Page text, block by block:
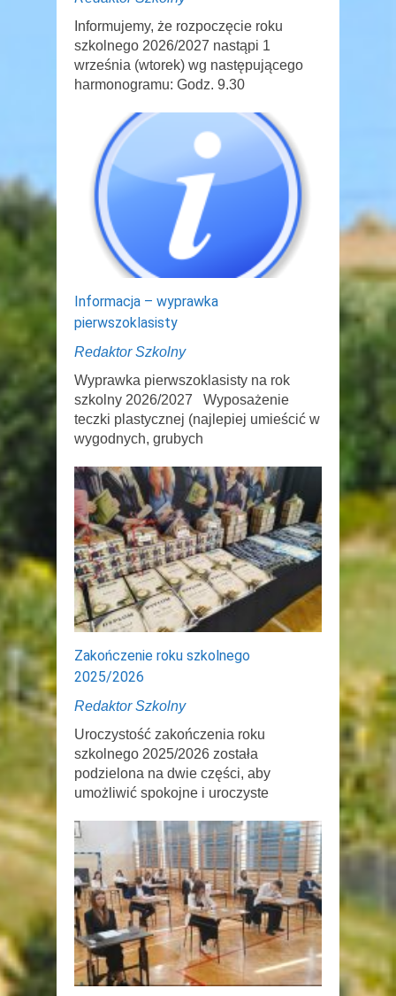
Informujemy, że rozpoczęcie roku
szkolnego 2026/2027 nastąpi 1
września (wtorek) wg następującego
harmonogramu: Godz. 9.30
Informacja – wyprawka
pierwszoklasisty
Redaktor Szkolny
Wyprawka pierwszoklasisty na rok
szkolny 2026/2027 Wyposażenie
teczki plastycznej (najlepiej umieścić w
wygodnych, grubych
Zakończenie roku szkolnego
2025/2026
Redaktor Szkolny
Uroczystość zakończenia roku
szkolnego 2025/2026 została
podzielona na dwie części, aby
umożliwić spokojne i uroczyste